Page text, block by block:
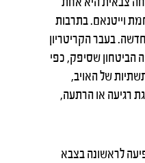
וייטנאם. בתרבות
בעבר הקריטריון
הביטחון שסיפק, כפי
של האויב,
רגיעה או הרתעה,
לראשונה בצבא